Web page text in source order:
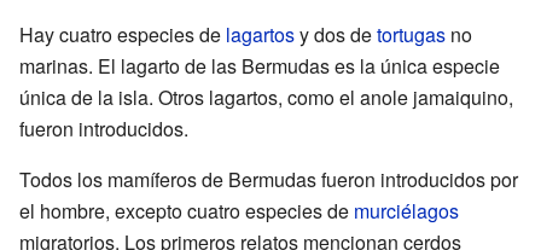
Hay cuatro especies de lagartosy dos detortugas no
marinas. El lagarto de las Bermudas es la única especie
única de la isla. Otros lagartos, como el anole jamaiquino,
fueron introducidos.
Todos los mamíferos de Bermudas fueron introducidos por
el hombre, excepto cuatro especies de murciélagos
migratorios. Los primeros relatos mencionan cerdos